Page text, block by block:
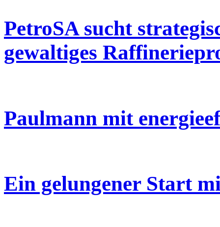
PetroSA sucht
gewaltiges
Paulmann mit
Ein gelungener Start